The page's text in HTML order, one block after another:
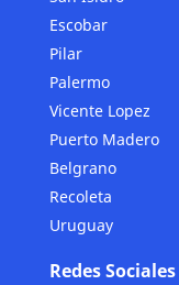
Escobar
Pilar
Palermo
Vicente Lopez
Puerto Madero
Belgrano
Recoleta
Uruguay
Redes Sociales